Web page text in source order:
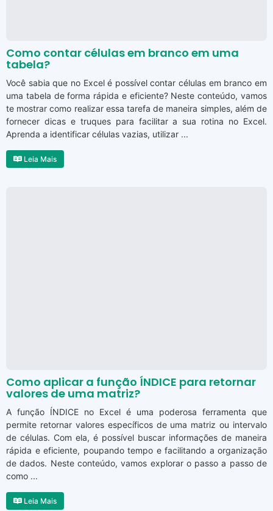
Como contar células em branco em uma
tabela?
Você sabia que no Excel é possível contar células em branco em
uma tabela de forma rápida e eficiente? Neste conteúdo, vamos
te mostrar como realizar essa tarefa de maneira simples, além de
fornecer dicas e truques para facilitar a sua rotina no Excel.
Aprenda a identificar células vazias, utilizar ...
Leia Mais
Como aplicar a função ÍNDICE para retornar
valores de uma matriz?
A função ÍNDICE no Excel é uma poderosa ferramenta que
permite retornar valores específicos de uma matriz ou intervalo
de células. Com ela, é possível buscar informações de maneira
rápida e eficiente, poupando tempo e facilitando a organização
de dados. Neste conteúdo, vamos explorar o passo a passo de
como ...
Leia Mais